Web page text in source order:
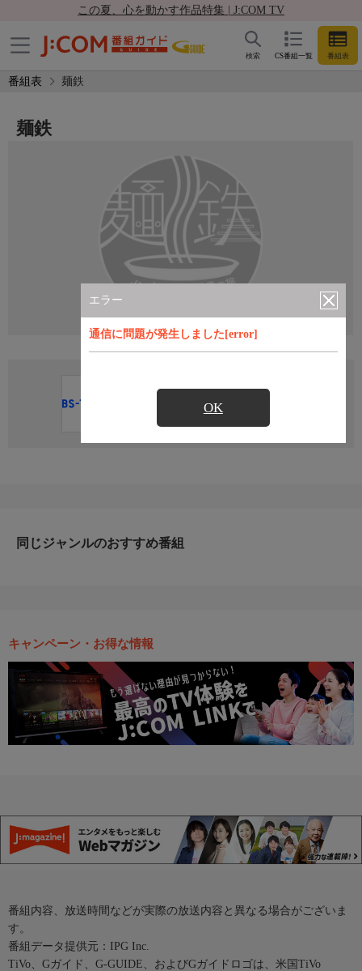
この夏、心を動かす作品特集 | J:COM TV
CS番組一覧 番組表
検索
番組表 麺鉄
エラー
通信に問題が発生しました[error]
OK
麺鉄
直近の放送予定はありません
同じジャンルのおすすめ番組
キャンペーン・お得な情報
番組内容、放送時間などが実際の放送内容と異なる場合がございま
す。
番組データ提供元：IPG Inc.
TiVo、Gガイド、G-GUIDE、およびGガイドロゴは、米国TiVo